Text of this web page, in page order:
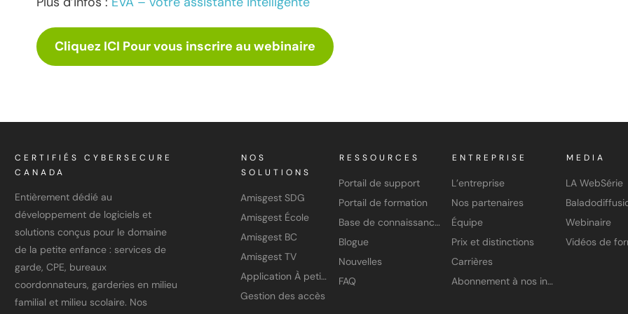
Cliquez ICI Pour vous inscrire au webinaire
CERTIFIÉS CYBERSECURE
CANADA
Entièrement dédié au
développement de logiciels et
solutions conçus pour le domaine
de la petite enfance : services de
garde, CPE, bureaux
coordonnateurs, garderies en milieu
familial et milieu scolaire. Nos
NOS
SOLUTIONS
Amisgest SDG
Amisgest École
Amisgest BC
Amisgest TV
Application À petits pas
Gestion des accès
RESSOURCES
Portail de support
Portail de formation
Base de connaissances
Blogue
Nouvelles
FAQ
ENTREPRISE
L’entreprise
Nos partenaires
Équipe
Prix et distinctions
Carrières
Abonnement à nos infolettres
MEDIA
LA WebSérie
Webinaire